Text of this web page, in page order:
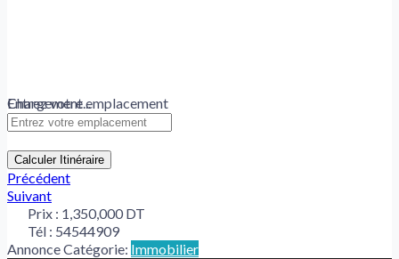
Chargement...
Entrez votre emplacement
Calculer Itinéraire
Précédent
Suivant
Prix : 1,350,000 DT
Tél : 54544909
Annonce Catégorie: Immobilier